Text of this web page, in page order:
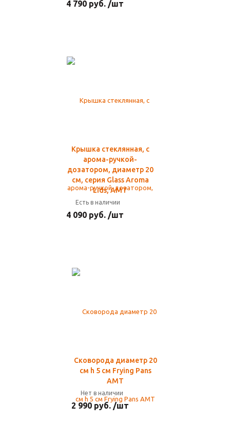
4 790 руб. /шт
Крышка стеклянная, с
арома-ручкой-
дозатором, диаметр 20
см, серия Glass Aroma
Lids, AMT
Есть в наличии
4 090 руб. /шт
Сковорода диаметр 20
см h 5 см Frying Pans
AMT
Нет в наличии
2 990 руб. /шт